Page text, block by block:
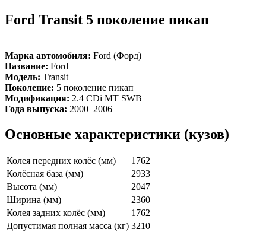
Ford Transit 5 поколение пикап
Марка автомобиля: Ford (Форд)
Название: Ford
Модель: Transit
Поколение: 5 поколение пикап
Модификация: 2.4 CDi MT SWB
Года выпуска: 2000–2006
Основные характеристики (кузов)
Колея передних колёс (мм)
1762
Колёсная база (мм)
2933
Высота (мм)
2047
Ширина (мм)
2360
Колея задних колёс (мм)
1762
Допустимая полная масса (кг) 3210